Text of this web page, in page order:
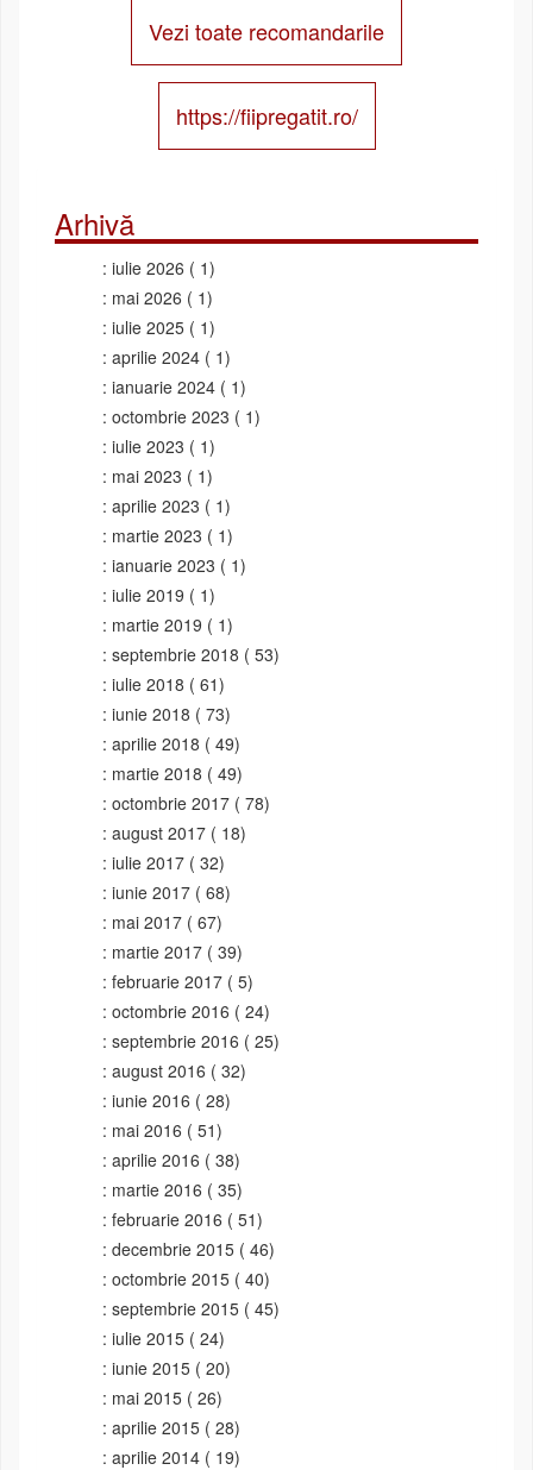
Vezi toate recomandarile
https://fiipregatit.ro/
Arhivă
iulie 2026 ( 1)
mai 2026 ( 1)
iulie 2025 ( 1)
aprilie 2024 ( 1)
ianuarie 2024 ( 1)
octombrie 2023 ( 1)
iulie 2023 ( 1)
mai 2023 ( 1)
aprilie 2023 ( 1)
martie 2023 ( 1)
ianuarie 2023 ( 1)
iulie 2019 ( 1)
martie 2019 ( 1)
septembrie 2018 ( 53)
iulie 2018 ( 61)
iunie 2018 ( 73)
aprilie 2018 ( 49)
martie 2018 ( 49)
octombrie 2017 ( 78)
august 2017 ( 18)
iulie 2017 ( 32)
iunie 2017 ( 68)
mai 2017 ( 67)
martie 2017 ( 39)
februarie 2017 ( 5)
octombrie 2016 ( 24)
septembrie 2016 ( 25)
august 2016 ( 32)
iunie 2016 ( 28)
mai 2016 ( 51)
aprilie 2016 ( 38)
martie 2016 ( 35)
februarie 2016 ( 51)
decembrie 2015 ( 46)
octombrie 2015 ( 40)
septembrie 2015 ( 45)
iulie 2015 ( 24)
iunie 2015 ( 20)
mai 2015 ( 26)
aprilie 2015 ( 28)
aprilie 2014 ( 19)